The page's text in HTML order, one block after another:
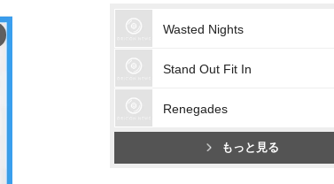
Wasted Nights
Stand Out Fit In
Renegades
もっと見る